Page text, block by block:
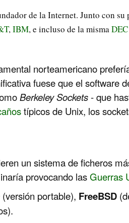
de la Internet. Junto con
,IBM, e incluso de la mismaDEC
norteamericano
fuese que el software
Berkeley Sockets- que
típicos de Unix, los
un sistema de ficheros
provocando lasGuerras
(versión portable), FreeBSD